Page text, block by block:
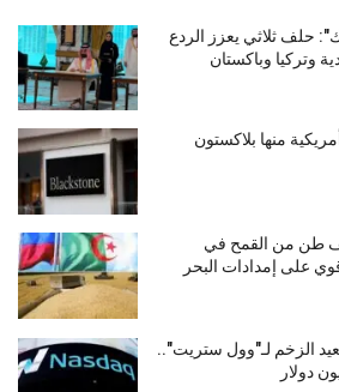
حلف ثلاثي يعزز الردع
وتركيا وباكستان
منها بلاكستون
تشتري نحو 720 ألف طن من القمح في
على إمدادات البحر
الزخم لـ"وول ستريت"..